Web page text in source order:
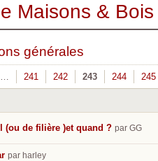
Maisons &
générales
… 241 242 243 244 245
(ou de filière )et quand ? par GG
par harley